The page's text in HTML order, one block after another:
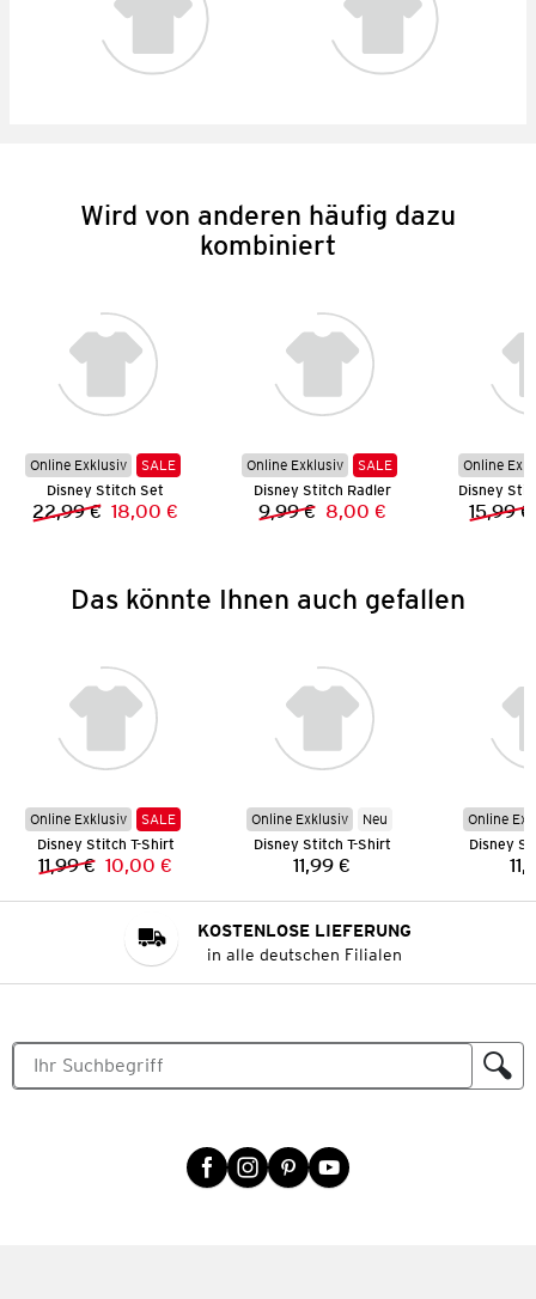
Wird von anderen häufig dazu
kombiniert
Online Exklusiv
SALE
Disney Stitch Set
Vorheriger Preis:
22,99 € Neuer Preis:
18,00 €
Online Exklusiv
SALE
Disney Stitch Radler
Vorheriger Preis:
9,99 € Neuer Preis:
8,00 €
Online
15,99 €
Das könnte Ihnen auch gefallen
Online Exklusiv
SALE
Disney Stitch T-Shirt
Vorheriger Preis:
11,99 € Neuer Preis:
10,00 €
Online Exklusiv
Neu
Disney Stitch T-Shirt
Preis:
11,99 €
Online
Disney
KOSTENLOSE LIEFERUNG
in alle deutschen Filialen